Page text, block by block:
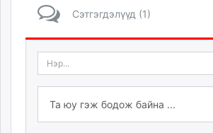
Сэтгэгдэлүүд (1)